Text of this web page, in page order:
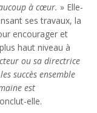
à cœur. » Elle-
ses travaux, la
encourager et
haut niveau à
ou sa directrice
succès ensemble
est
elle.